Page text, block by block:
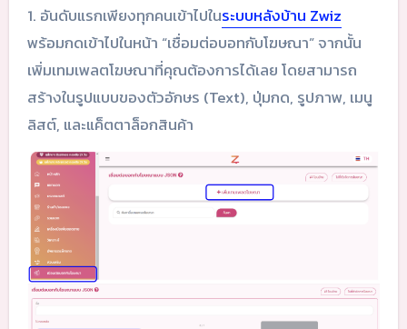
1. อันดับแรกเพียงทุกคนเข้าไปในระบบหลังบ้าน Zwiz
พร้อมกดเข้าไปในหน้า “เชื่อมต่อบอทกับโฆษณา” จากนั้น
เพิ่มเทมเพลตโฆษณาที่คุณต้องการได้เลย โดยสามารถ
สร้างในรูปแบบของตัวอักษร (Text), ปุ่มกด, รูปภาพ, เมนู
ลิสต์, และแค็ตตาล็อกสินค้า